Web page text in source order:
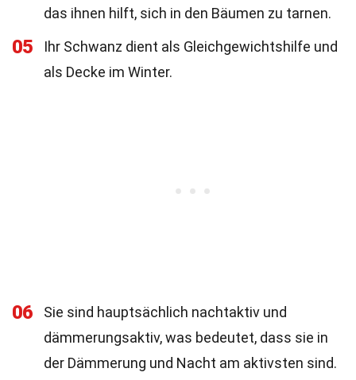
das ihnen hilft, sich in den Bäumen zu tarnen.
05
Ihr Schwanz dient als Gleichgewichtshilfe und
als Decke im Winter.
06
Sie sind hauptsächlich nachtaktiv und
dämmerungsaktiv, was bedeutet, dass sie in
der Dämmerung und Nacht am aktivsten sind.